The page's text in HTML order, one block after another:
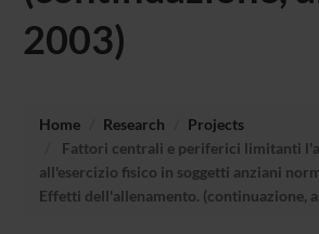
2003)
Home Research
Projects
Fattori centrali e periferici limitanti
all'esercizio fisico in soggetti anziani
Effetti dell'allenamento. (continuazione,